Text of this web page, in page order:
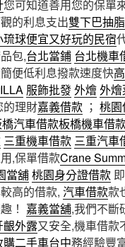
您可知道善用您的保單
的利息支出雙下巴抽脂
琉球便宜又好玩的民宿
包,台北當鋪 台北機車
便低利息撥款速度快
服飾批發外燴外
的理財嘉義借款 ； 桃
汽車借款板橋機車借
三重機車借款 三重汽車
,保單借款Crane
當舖桃園身分證借款
高的借款, 汽車借款款
！ 嘉義當舖,我們不斷
齦外露又安全,機車借款
購二手車台中務經驗豐